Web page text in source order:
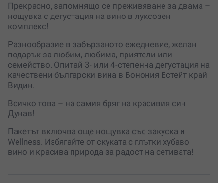
Прекрасно, запомнящо се преживяване за двама –
нощувка с дегустация на вино в луксозен
комплекс!
Разнообразие в забързаното ежедневие, желан
подарък за любим, любима, приятели или
семейство. Опитай 3- или 4-степенна дегустация на
качествени български вина в Бонония Естейт край
Видин.
Всичко това – на самия бряг на красивия син
Дунав!
Пакетът включва още нощувка със закуска и
Wellness. Избягайте от скуката с глътки хубаво
вино и красива природа за радост на сетивата!